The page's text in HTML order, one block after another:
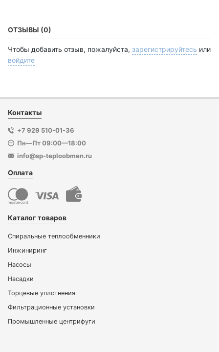
ОТЗЫВЫ (0)
Чтобы добавить отзыв, пожалуйста, зарегистрируйтесь или
войдите
Контакты
+7 929 510-01-36
Пн—Пт 09:00—18:00
info@sp-teploobmen.ru
Оплата
Каталог товаров
Спиральные теплообменники
Инжиниринг
Насосы
Насадки
Торцевые уплотнения
Фильтрационные установки
Промышленные центрифуги